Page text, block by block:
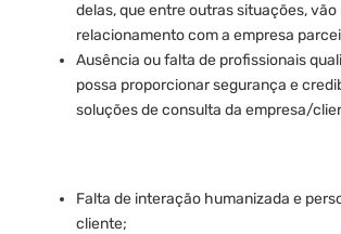
delas, que entre outras situações, vão
relacionamento com a empresa
Ausência ou falta de profissionais
possa proporcionar segurança e
soluções de consulta da empresa/
Falta de interação humanizada e
cliente;